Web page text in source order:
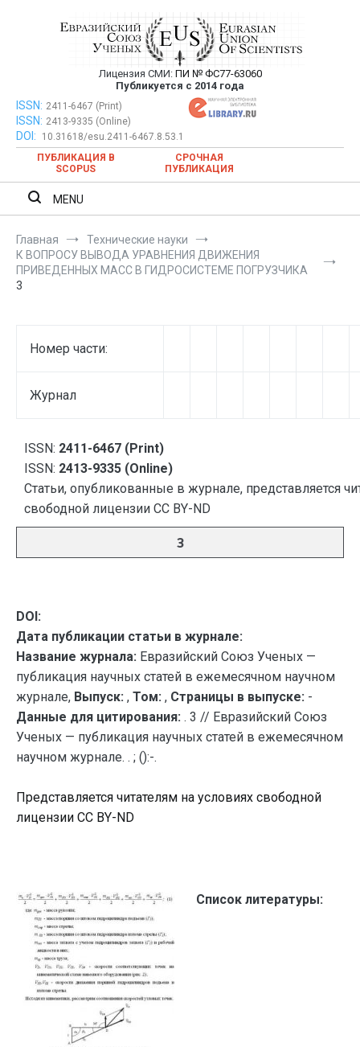
Евразийский Союз Ученых —
публикация научных статей в
ежемесячном научном журнале
Лицензия СМИ: ПИ № ФС77-63060
Публикуется с 2014 года
Евразийский Союз Ученых — публикация научных статей в
ежемесячном научном журнале
ISSN: 2411-6467 (Print)
ISSN: 2413-9335 (Online)
DOI:
10.31618/esu.2411-6467.8.53.1
ПУБЛИКАЦИЯ В
SCOPUS
СРОЧНАЯ
ПУБЛИКАЦИЯ
MENU
Главная
Технические науки
К ВОПРОСУ ВЫВОДА УРАВНЕНИЯ ДВИЖЕНИЯ
ПРИВЕДЕННЫХ МАСС В ГИДРОСИСТЕМЕ ПОГРУЗЧИКА
3
Номер части:
Журнал
ISSN: 2411-6467 (Print)
ISSN: 2413-9335 (Online)
Статьи, опубликованные в журнале, представляется
свободной лицензии CC BY-ND
3
DOI:
Дата публикации статьи в журнале:
Название журнала: Евразийский Союз Ученых —
публикация научных статей в ежемесячном научном
журнале, Выпуск: , Том: , Страницы в выпуске: -
Данные для цитирования: . 3 // Евразийский Союз
Ученых — публикация научных статей в ежемесячном
научном журнале. . ; ():-.
Представляется читателям на условиях свободной
лицензии CC BY-ND
Список литературы: